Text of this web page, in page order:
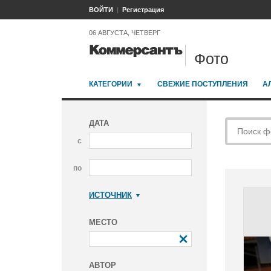
ВОЙТИ Регистрация
06 АВГУСТА, ЧЕТВЕРГ
Фото
КАТЕГОРИИ СВЕЖИЕ ПОСТУПЛЕНИЯ
ДАТА
с
по
ИСТОЧНИК
МЕСТО
АВТОР